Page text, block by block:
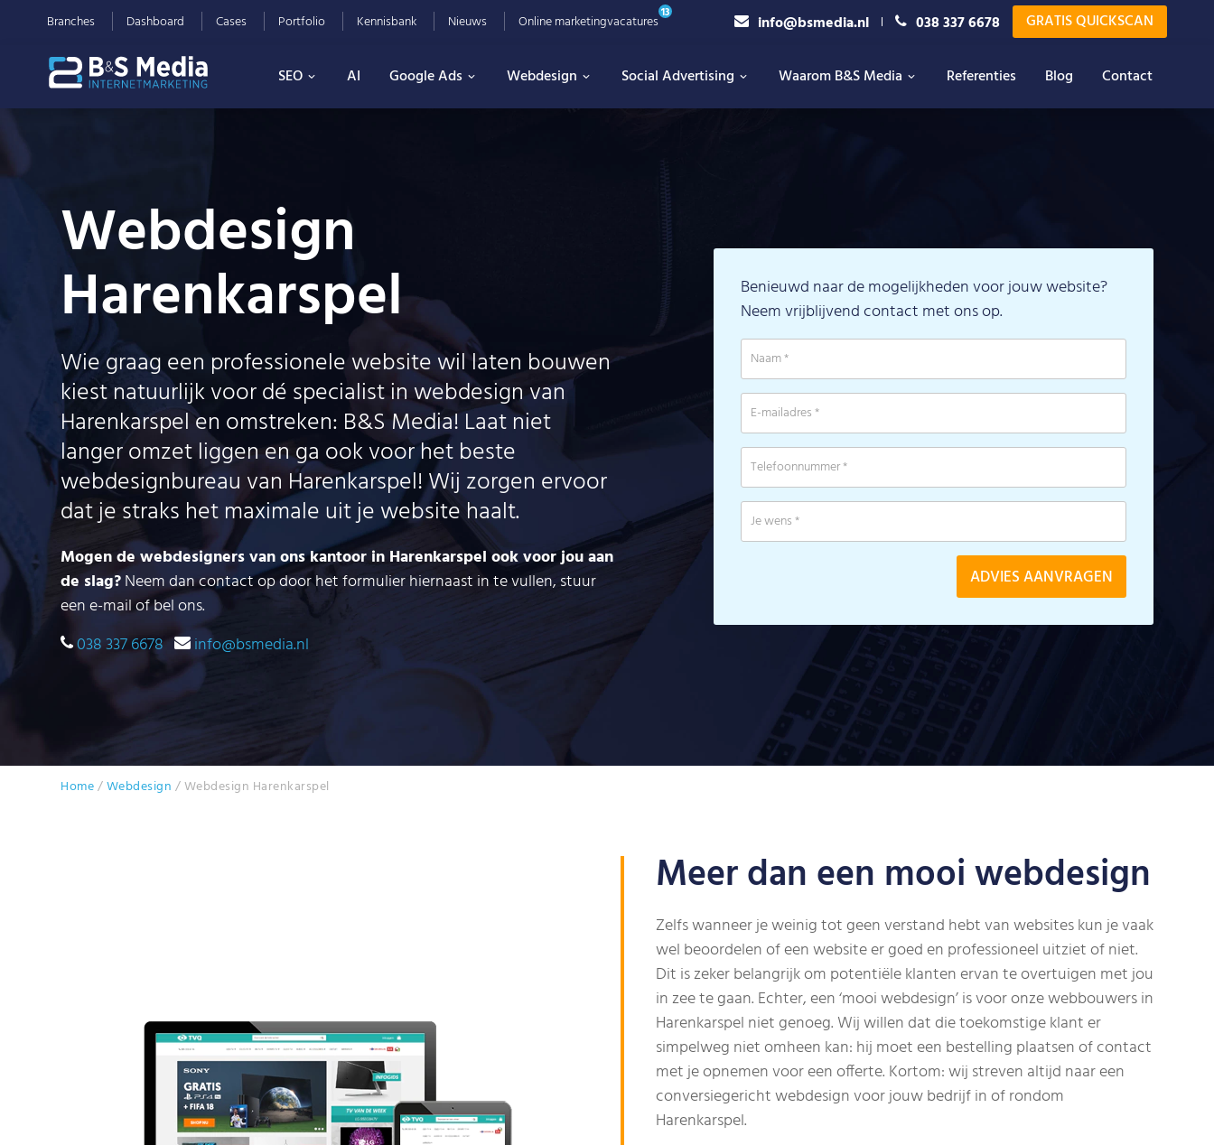
Branches Dashboard Cases Portfolio Kennisbank Nieuws Online marketingvacatures13 info@bsmedia.nl 038 337 6678 GRATIS QUICKSCAN
SEO AI Google Ads Webdesign Social Advertising Waarom B&S Media Referenties Blog Contact
Webdesign
Harenkarspel
Wie graag een professionele website wil laten bouwen
kiest natuurlijk voor dé specialist in webdesign van
Harenkarspel en omstreken: B&S Media! Laat niet
langer omzet liggen en ga ook voor het beste
webdesignbureau van Harenkarspel! Wij zorgen ervoor
dat je straks het maximale uit je website haalt.
Mogen de webdesigners van ons kantoor in Harenkarspel ook voor jou aan
de slag?Neem dan contact op door het formulier hiernaast in te vullen, stuur
een e-mail of bel ons.
038 337 6678
info@bsmedia.nl
Benieuwd naar de mogelijkheden voor jouw website?
Neem vrijblijvend contact met ons op.
Home/Webdesign /Webdesign Harenkarspel
Meer dan een mooi webdesign
Zelfs wanneer je weinig tot geen verstand hebt van websites kun je vaak
wel beoordelen of een website er goed en professioneel uitziet of niet.
Dit is zeker belangrijk om potentiële klanten ervan te overtuigen met jou
in zee te gaan. Echter, een ‘mooi webdesign’ is voor onze webbouwers in
Harenkarspel niet genoeg. Wij willen dat die toekomstige klant er
simpelweg niet omheen kan: hij moet een bestelling plaatsen of contact
met je opnemen voor een offerte. Kortom: wij streven altijd naar een
conversiegericht webdesign voor jouw bedrijf in of rondom
Harenkarspel.